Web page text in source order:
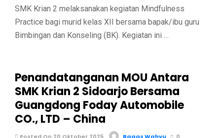
SMK Krian 2 melaksanakan kegiatan Mindfulness
Practice bagi murid kelas XII bersama bapak/ibu guru
Bimbingan dan Konseling (BK). Kegiatan ini …
Penandatanganan MOU Antara
SMK Krian 2 Sidoarjo Bersama
Guangdong Foday Automobile
CO., LTD – China